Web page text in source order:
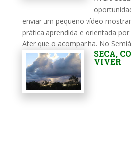
enviar um pequeno vídeo
prática aprendida e orientada
Ater que o acompanha. No
experiências...
SECA,
VIVER